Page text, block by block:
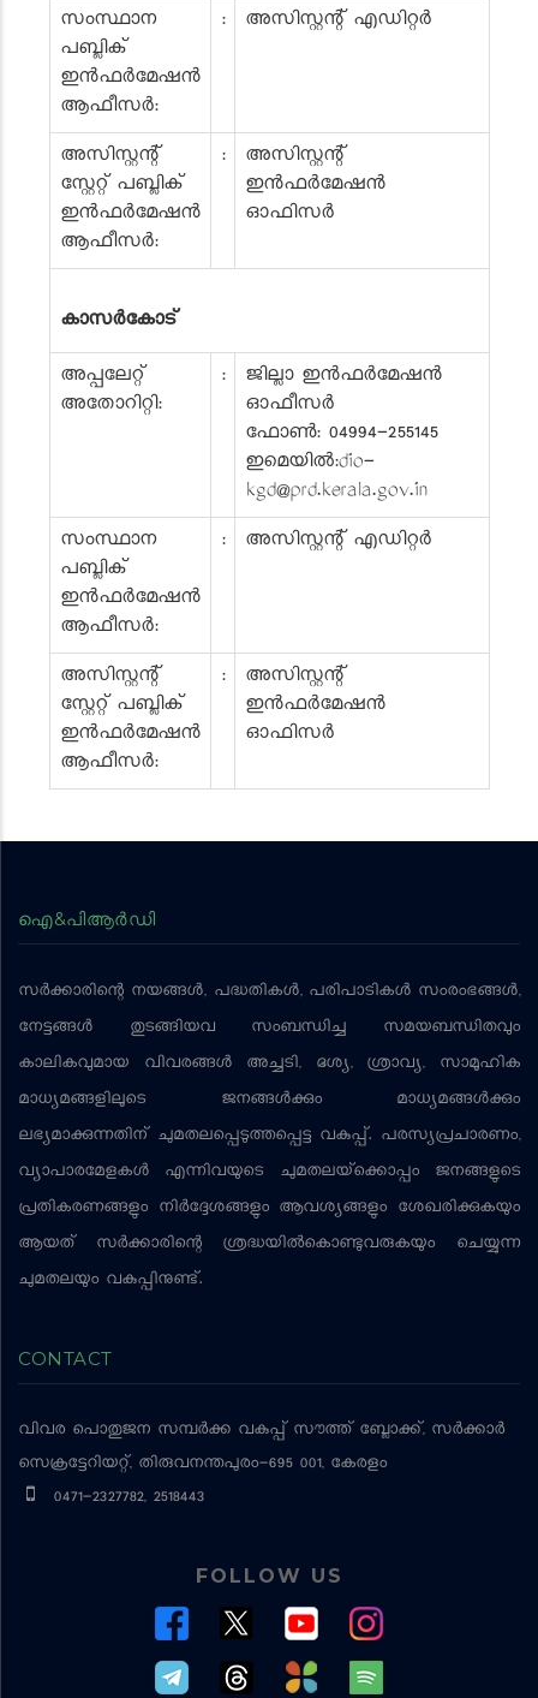
സംസ്ഥാന
പബ്ലിക്
ഇൻഫർമേഷൻ
ആഫീസർ:
: അസിസ്റ്റന്റ് എഡിറ്റർ
അസിസ്റ്റന്റ്
സ്റ്റേറ്റ് പബ്ലിക്
ഇൻഫർമേഷൻ
ആഫീസർ:
:
അസിസ്റ്റന്റ്
ഇൻഫർമേഷൻ
ഓഫിസർ
കാസർകോട്
അപ്പലേറ്റ്
അതോറിറ്റി:
:
ജില്ലാ ഇൻഫർമേഷൻ
ഓഫീസർ
ഫോൺ: 04994-255145
ഇമെയിൽ:dio-
kgd@prd.kerala.gov.in
സംസ്ഥാന
പബ്ലിക്
ഇൻഫർമേഷൻ
ആഫീസർ:
: അസിസ്റ്റന്റ് എഡിറ്റർ
അസിസ്റ്റന്റ്
സ്റ്റേറ്റ് പബ്ലിക്
ഇൻഫർമേഷൻ
ആഫീസർ:
:
അസിസ്റ്റന്റ്
ഇൻഫർമേഷൻ
ഓഫിസർ
ഐ&പിആര്‍ഡി
സര്‍ക്കാരിന്റെ നയങ്ങള്‍, പദ്ധതികള്‍, പരിപാടികള്‍ സംരംഭങ്ങള്‍,
നേട്ടങ്ങള്‍ തുടങ്ങിയവ സംബന്ധിച്ച സമയബന്ധിതവും
കാലികവുമായ വിവരങ്ങള്‍ അച്ചടി, ദൃശ്യ, ശ്രാവ്യ, സാമൂഹിക
മാധ്യമങ്ങളിലൂടെ ജനങ്ങള്‍ക്കും മാധ്യമങ്ങള്‍ക്കും
ലഭ്യമാക്കുന്നതിന് ചുമതലപ്പെടുത്തപ്പെട്ട വകുപ്പ്. പരസ്യപ്രചാരണം,
വ്യാപാരമേളകള്‍ എന്നിവയുടെ ചുമതലയ്‌ക്കൊപ്പം ജനങ്ങളുടെ
പ്രതികരണങ്ങളും നിര്‍ദ്ദേശങ്ങളും ആവശ്യങ്ങളും ശേഖരിക്കുകയും
ആയത് സര്‍ക്കാരിന്റെ ശ്രദ്ധയില്‍കൊണ്ടുവരുകയും ചെയ്യുന്ന
ചുമതലയും വകുപ്പിനുണ്ട്.
CONTACT
വിവര പൊതുജന സമ്പര്‍ക്ക വകുപ്പ് സൗത്ത് ബ്ലോക്ക്, സര്‍ക്കാര്‍
സെക്രട്ടേറിയറ്റ്, തിരുവനന്തപുരം-695 001, കേരളം
0471-2327782, 2518443
FOLLOW US